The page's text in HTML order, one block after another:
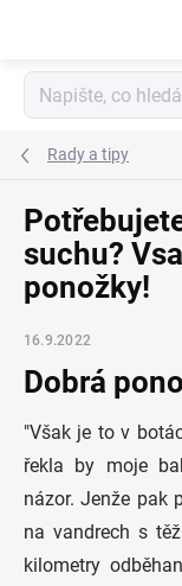
Rady a tipy
suchu?
ponožky!
16.9.2022
Dobrá
"Však je to v
řekla by moje
názor. Jenže pak
na vandrech s
kilometry